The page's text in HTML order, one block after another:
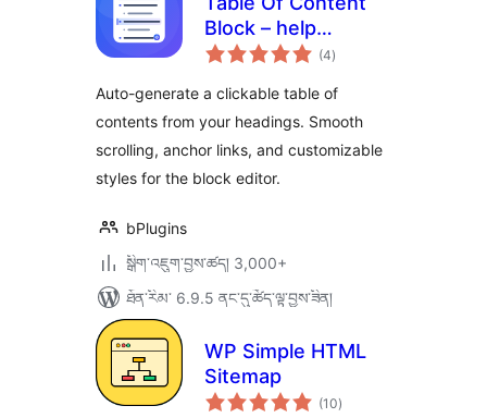
Block – help
readers jump to
instantly
(4གདེང་
འཇོག་
ཚང་།
)
Auto-generate a clickable table of
contents from your headings. Smooth
scrolling, anchor links, and customizable
styles for the block editor.
bPlugins
སྒྲིག་འཇུག་བྱས་ཚད། 3,000+
ཐོན་རིམ་ 6.9.5 ནང་དུ་ཚོད་ལྟ་བྱས་ཟིན།
WP Simple HTML
Sitemap
(10གདེང་
འཇོག་
)